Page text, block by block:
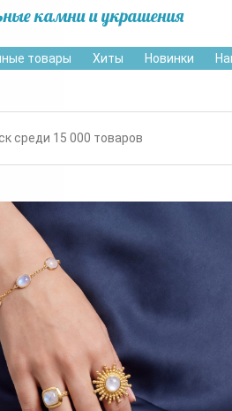
камни и украшения
товары Хиты Новинки